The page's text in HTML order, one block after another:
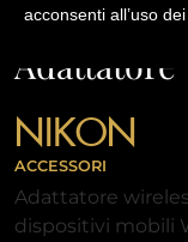
Adattatore
NIKON
ACCESSORI
Adattatore
dispositivi mobili
acconsenti all’uso dei